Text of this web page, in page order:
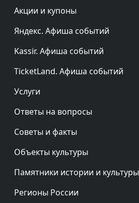
Акции и купоны
Яндекс. Афиша событий
Kassir. Афиша событий
TicketLand. Афиша событий
Услуги
Ответы на вопросы
Советы и факты
Объекты культуры
Памятники истории и культуры
Регионы России